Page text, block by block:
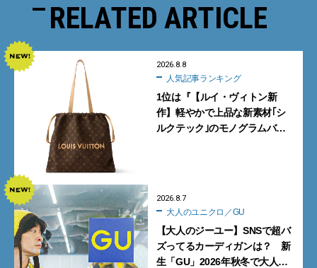
RELATED ARTICLE
2026.8.8
人気記事ランキング
1位は『【ルイ・ヴィトン新
作】軽やかで上品な新素材｢シ
ルクテック｣のモノグラムバッ
2026.8.7
大人のユニクロ／GU
【大人のジーユー】SNSで超バ
ズってるカーディガンは？ 新
生「GU」2026年秋冬で大人メ